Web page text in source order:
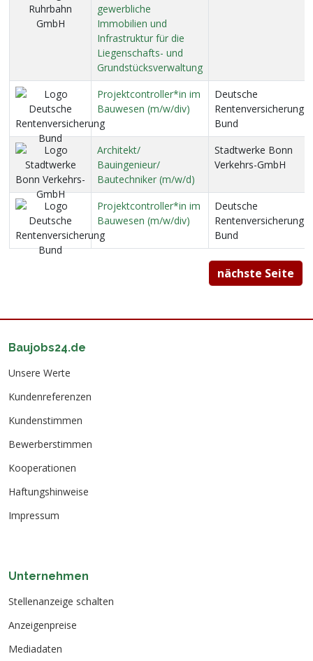
gewerbliche
Immobilien und
Infrastruktur für die
Liegenschafts- und
Grundstücksverwaltung
Projektcontroller*in im
Bauwesen (m/w/div)
Deutsche
Rentenversicherung
Bund
Architekt/
Bauingenieur/
Bautechniker (m/w/d)
Stadtwerke Bonn
Verkehrs-GmbH
Projektcontroller*in im
Bauwesen (m/w/div)
Deutsche
Rentenversicherung
Bund
nächste Seite
Baujobs24.de
Unsere Werte
Kundenreferenzen
Kundenstimmen
Bewerberstimmen
Kooperationen
Haftungshinweise
Impressum
Unternehmen
Stellenanzeige schalten
Anzeigenpreise
Mediadaten